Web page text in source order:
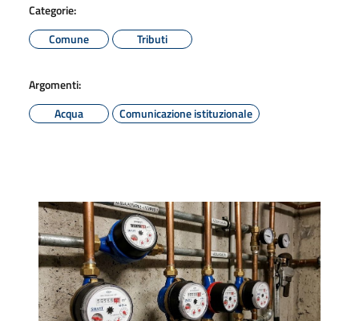
Categorie:
Comune
Tributi
Argomenti:
Acqua
Comunicazione istituzionale